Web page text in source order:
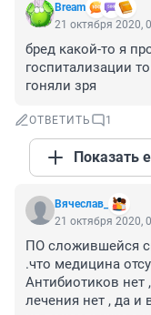
Bream
21 октября 2020,
бред какой-то я
госпитализации
гоняли зря
ОТВЕТИТЬ 1
Показать
Вячеслав_
21 октября 2020,
ПО сложившейся
.что медицина
Антибиотиков нет
лечения нет , да и